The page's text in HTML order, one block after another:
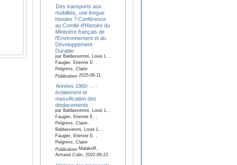
Des transports aux
mobilités, une longue
histoire ?:Conférence
au Comité d'Histoire du
Ministère français de
l'Environnement et du
Développement
Durable
par Baldasseroni, Louis L. ,
Faugier, Etienne E. ,
Pelgrims, Claire
Publication2025-06-11
Années 1960- ... :
éclatement et
massification des
déplacements
par Baldasseroni, Louis L. ,
Faugier, Etienne E. ,
Pelgrims, Claire ,
Baldasseroni, Louis L. ,
Faugier, Etienne E. ,
Pelgrims, Claire
PublicationMalakoff,
Armand Colin, 2022-09-23